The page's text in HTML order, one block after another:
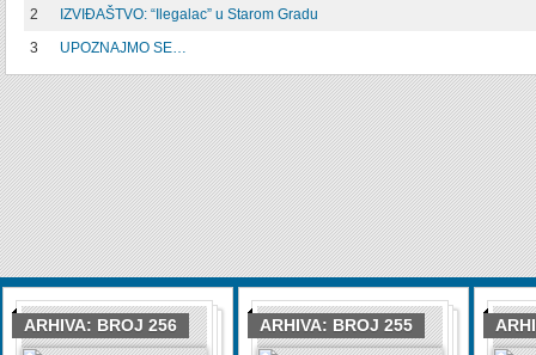
2
IZVIĐAŠTVO: “Ilegalac” u Starom Gradu
3
UPOZNAJMO SE…
ARHIVA: BROJ 256 ARHIVA: BROJ 255